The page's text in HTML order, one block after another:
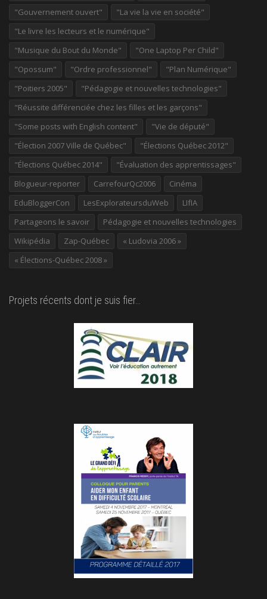
"Gouvernement ouvert"
"La vie la vie en société"
"Le livre les lecteurs et le numérique"
"Musique du Bout du Monde"
"One Laptop Per Child"
"Opossum"
"Ordre professionnel"
"Plan Numérique"
"Poitiers 2005"
"Pédagogie et nouvelles technologies"
"Réussite différenciée chez les filles et les garçons"
"Some posts with English content"
"Vie de député"
"Élection 2007 Ville de Québec"
"Élections Québec 2012"
"Élections Québec 2014"
"Évaluation des apprentissages"
Blogueur-reporter
CarrefourQc2006
Cinéma
EduBloggerCon
LesExplorateursduWeb
LIfIA
Partageons le savoir
Pédagogie et nouvelles technologies
Wikipédia
Zap-Québec
« Ludovia 2006 »
« Élections-Québec 2008 »
Projets récents dont je suis fier…